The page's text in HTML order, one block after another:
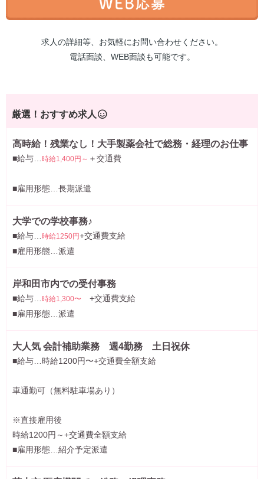
求人の詳細等、お気軽にお問い合わせください。
電話面談、WEB面談も可能です。
厳選！おすすめ求人
高時給！残業なし！大手製薬会社で総務・経理のお仕事
■給与… 時給1,400円～ ＋交通費
■雇用形態…長期派遣
大学での学校事務♪
■給与… 時給1250円+交通費支給
■雇用形態…派遣
岸和田市内での受付事務
■給与… 時給1,300〜 +交通費支給
■雇用形態…派遣
大人気 会計補助業務 週4勤務 土日祝休
■給与…時給1200円〜+交通費全額支給
車通勤可（無料駐車場あり）
※直接雇用後
時給1200円～+交通費全額支給
■雇用形態…紹介予定派遣